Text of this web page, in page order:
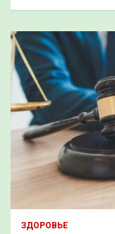
ЗДОРОВЬЕ